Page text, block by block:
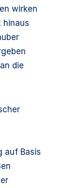
wirken
hinaus
die
auf Basis